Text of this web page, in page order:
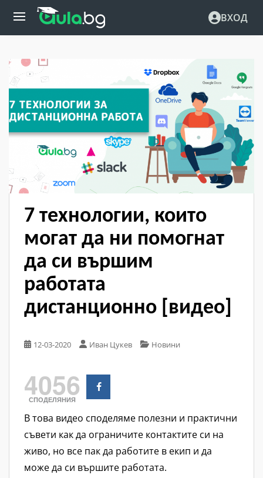
ВХОД
7 технологии, които
могат да ни помогнат
да си вършим
работата
дистанционно [видео]
12-03-2020 Иван Цукев Новини
4056
СПОДЕЛЯНИЯ
В това видео споделяме полезни и практични
съвети как да ограничите контактите си на
живо, но все пак да работите в екип и да
може да си вършите работата.